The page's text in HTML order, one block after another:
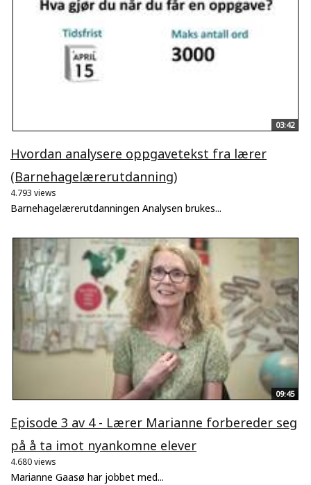
03:42
Hvordan analysere oppgavetekst fra lærer
(Barnehagelærerutdanning)
4.793 views
Barnehagelærerutdanningen Analysen brukes...
09:45
Episode 3 av 4 - Lærer Marianne forbereder seg
på å ta imot nyankomne elever
4.680 views
Marianne Gaasø har jobbet med...